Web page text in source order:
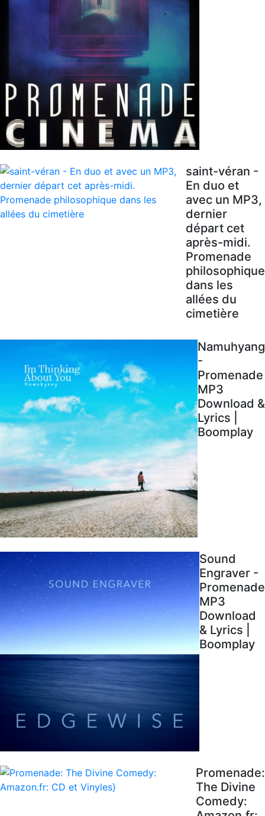
saint-véran -
En duo et
avec un MP3,
dernier
départ cet
après-midi.
Promenade
philosophique
dans les
allées du
cimetière
Namuhyang
-
Promenade
MP3
Download &
Lyrics |
Boomplay
Sound
Engraver -
Promenade
MP3
Download
& Lyrics |
Boomplay
Promenade:
The Divine
Comedy: